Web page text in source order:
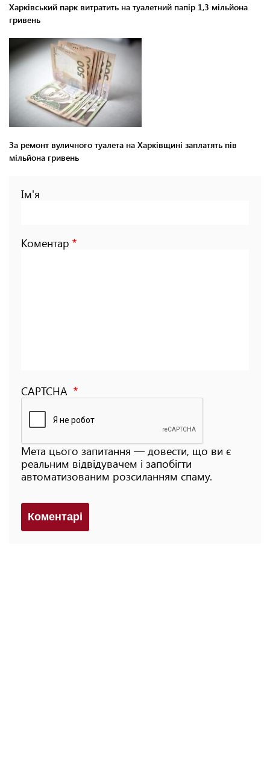
Харківський парк витратить на туалетний папір 1,3 мільйона
гривень
За ремонт вуличного туалета на Харківщині заплатять пів
мільйона гривень
Ім'я
Коментар
CAPTCHA
Мета цього запитання — довести, що ви є
реальним відвідувачем і запобігти
автоматизованим розсиланням спаму.
Коментарi